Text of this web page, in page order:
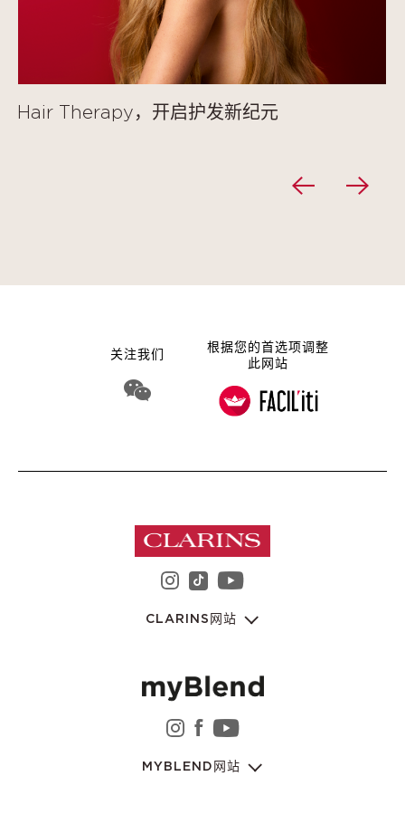
Hair Therapy，开启护发新纪元
关注我们
WeChat 娇韵诗集团
根据您的首选项调整
此网站
instagram 娇韵诗集团
youtube 娇韵诗集
CLARINS网站
instagram 娇韵诗集团
facebook 娇韵诗集团
youtube 娇韵诗集
MYBLEND网站